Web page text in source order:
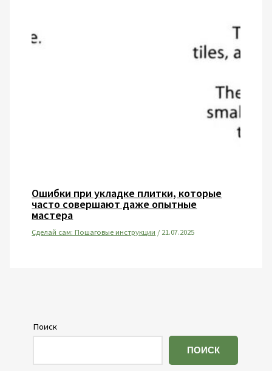
Ошибки при укладке плитки, которые
часто совершают даже опытные
мастера
Сделай сам: Пошаговые инструкции /21.07.2025
Поиск
ПОИСК